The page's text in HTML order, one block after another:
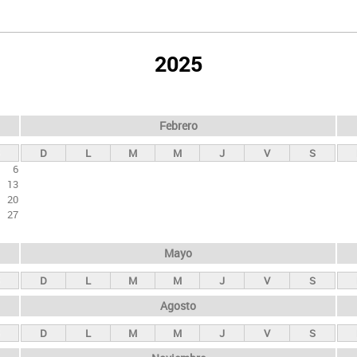
2025
6
13
20
27
Febrero
D L M M J V S
Mayo
D L M M J V S
Agosto
D L M M J V S